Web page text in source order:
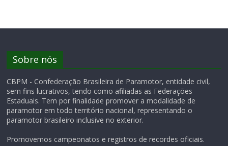
Sobre nós
CBPM - Confederação Brasileira de Paramotor, entidade civil,
sem fins lucrativos, tendo como afiliadas as Federações
Estaduais. Tem por finalidade promover a modalidade de
paramotor em todo território nacional, representando o
paramotor brasileiro inclusive no exterior.
Promovemos campeonatos e registros de recordes oficiais.